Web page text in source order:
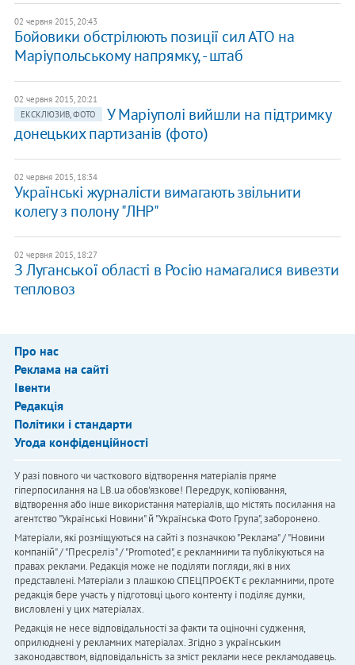
02 червня 2015, 20:43
Бойовики обстрілюють позиції сил АТО на
Маріупольському напрямку, - штаб
02 червня 2015, 20:21
ЕКСКЛЮЗИВ, ФОТО
У Маріуполі вийшли на підтримку
донецьких партизанів (фото)
02 червня 2015, 18:34
Українські журналісти вимагають звільнити
колегу з полону "ЛНР"
02 червня 2015, 18:27
З Луганської області в Росію намагалися вивезти
тепловоз
Про нас
Реклама на сайті
Івенти
Редакція
Політики і стандарти
Угода конфіденційності
У разі повного чи часткового відтворення матеріалів пряме
гіперпосилання на LB.ua обов'язкове! Передрук, копіювання,
відтворення або інше використання матеріалів, що містять посилання на
агентство "Українськi Новини" й "Українська Фото Група", заборонено.
Матеріали, які розміщуються на сайті з позначкою "Реклама" / "Новини
компаній" / "Пресреліз" / "Promoted", є рекламними та публікуються на
правах реклами. Редакція може не поділяти погляди, які в них
представлені. Матеріали з плашкою СПЕЦПРОЄКТ є рекламними, проте
редакція бере участь у підготовці цього контенту і поділяє думки,
висловлені у цих матеріалах.
Редакція не несе відповідальності за факти та оціночні судження,
оприлюднені у рекламних матеріалах. Згідно з українським
законодавством, відповідальність за зміст реклами несе рекламодавець.